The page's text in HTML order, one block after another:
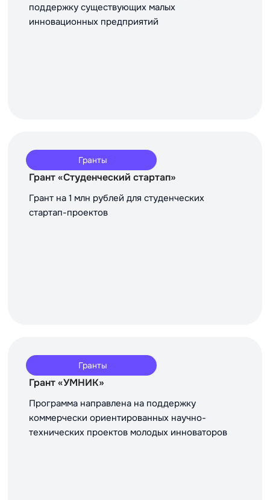
поддержку существующих малых
инновационных предприятий
Гранты
Грант «Студенческий стартап»
Грант на 1 млн рублей для студенческих
стартап-проектов
Гранты
Грант «УМНИК»
Программа направлена на поддержку
коммерчески ориентированных научно-
технических проектов молодых инноваторов